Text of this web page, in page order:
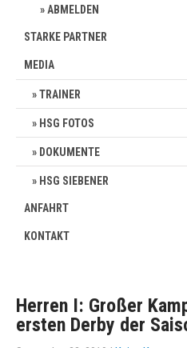
ABMELDEN
STARKE PARTNER
MEDIA
TRAINER
HSG FOTOS
DOKUMENTE
HSG SIEBENER
ANFAHRT
KONTAKT
Herren I: Großer
ersten Derby der